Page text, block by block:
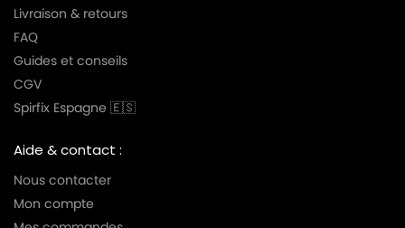
Livraison & retours
FAQ
Guides et conseils
CGV
Spirfix Espagne 🇪🇸
Aide & contact :
Nous contacter
Mon compte